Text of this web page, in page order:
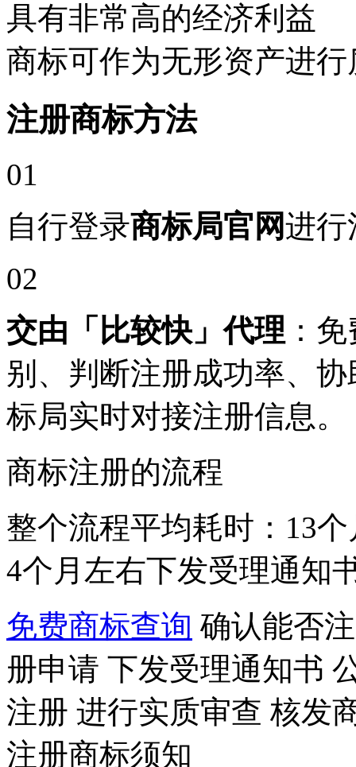
具有非常高的经济利益
商标可作为无形资产进
注册商标方法
01
自行登录商标局官网进行
02
交由「比较快」代理 ：
别、判断注册成功率、
标局实时对接注册信息。
商标注册的流程
整个流程平均耗时：13个
4个月左右下发受理通知
免费商标查询 确认能否
册申请 下发受理通知书
注册 进行实质审查 核发
注册商标须知